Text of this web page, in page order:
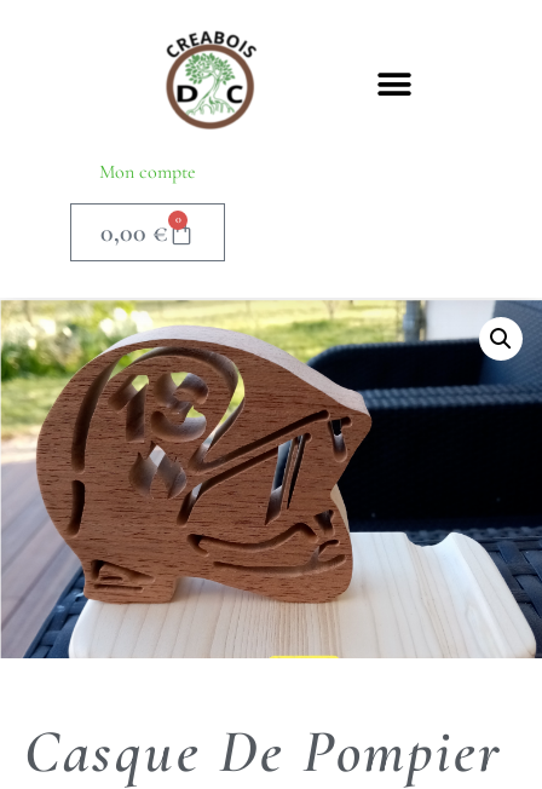
Mon compte
0,00 € 0
Casque De Pompier